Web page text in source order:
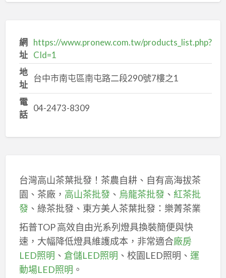
網
址
https://www.pronew.com.tw/products_list.php?
CId=1
地
址
台中市南屯區南屯路二段290號7樓之1
電
話
04-2473-8309
台灣高山茶葉批發！茶農自耕、自有高海拔茶
園、茶廠， 高山茶批發、 烏龍茶批發、 紅茶批
發、綠茶批發、東方美人茶葉批發：樂菁茶業
拓普TOP 高效自由光系列燈具換裝簡便與快
速，大幅降低燈具維護成本，非常適合廠房
LED照明 、 倉儲LED照明 、校園LED照明、 運
動場LED照明 。